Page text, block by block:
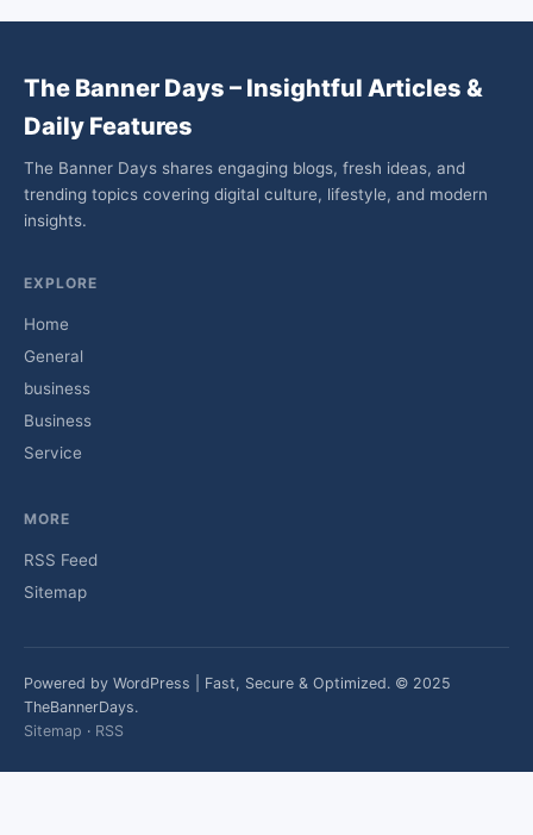
The Banner Days – Insightful Articles &
Daily Features
The Banner Days shares engaging blogs, fresh ideas, and
trending topics covering digital culture, lifestyle, and modern
insights.
EXPLORE
Home
General
business
Business
Service
MORE
RSS Feed
Sitemap
Powered by WordPress | Fast, Secure & Optimized. © 2025
TheBannerDays.
Sitemap · RSS